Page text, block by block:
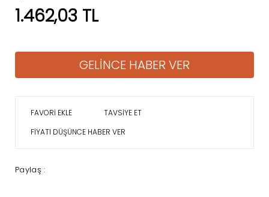
1.462,03 TL
GELİNCE HABER VER
TAVSİYE ET
FİYATI DÜŞÜNCE HABER VER
Paylaş :